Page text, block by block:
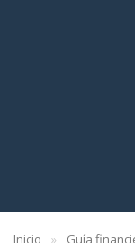
Inicio Guía